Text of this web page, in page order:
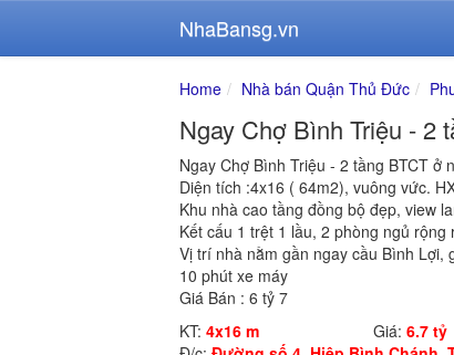
NhaBansg.vn
Home Nhà bán Quận Thủ Đức
Ngay Chợ Bình Triệu - 2
Ngay Chợ Bình Triệu - 2 tầng BTCT ở
Diện tích :4x16 ( 64m2), vuông vức.
Khu nhà cao tầng đồng bộ đẹp, view
Kết cấu 1 trệt 1 lầu, 2 phòng ngủ
Vị trí nhà nằm gần ngay cầu Bình Lợi,
10 phút xe máy
Giá Bán : 6 tỷ 7
KT: 4x16 m Giá: 6.7 tỷ